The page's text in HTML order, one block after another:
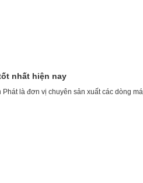
nhất hiện nay
là đơn vị chuyên sản xuất các dòng